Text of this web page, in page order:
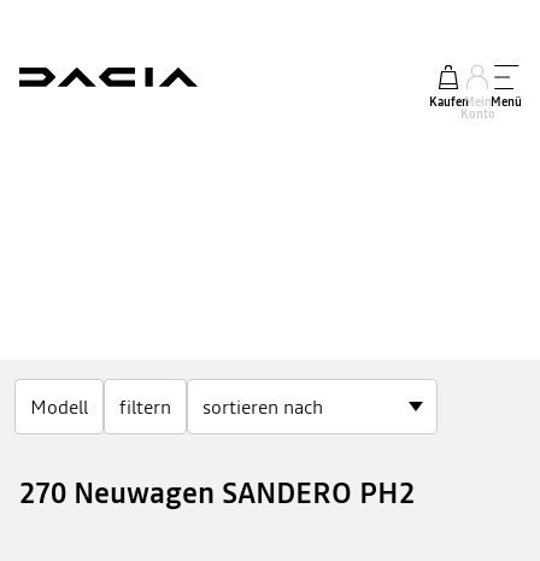
KaufenMein
Konto
Menü
Modell filtern
270 Neuwagen SANDERO PH2